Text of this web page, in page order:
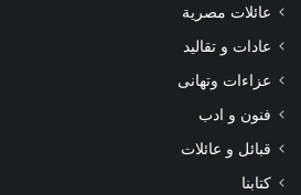
عائلات مصرية
عادات و تقاليد
عزاءات وتهانى
فنون و ادب
قبائل و عائلات
كتابنا